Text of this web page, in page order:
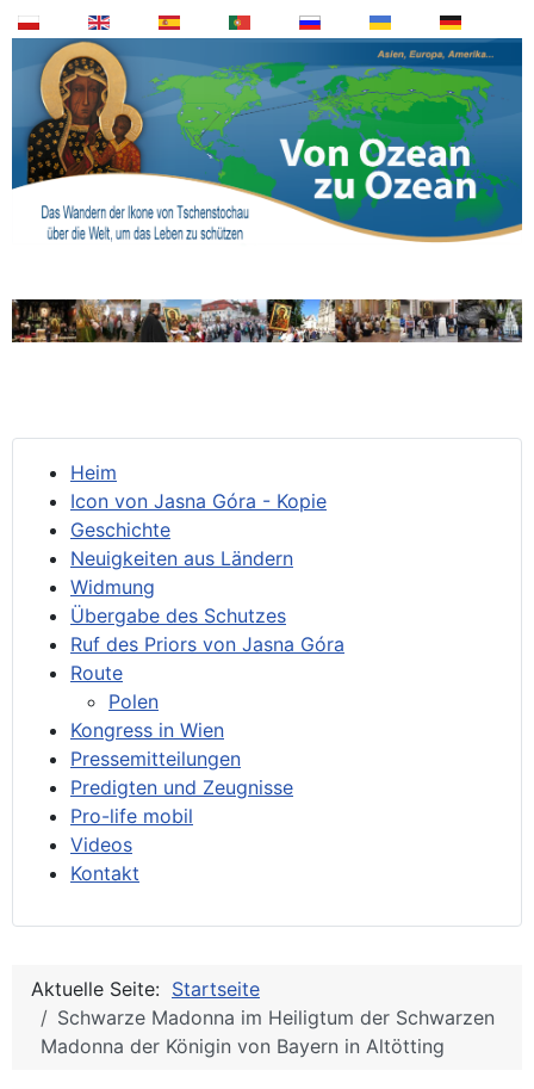
Heim
Icon von Jasna Góra - Kopie
Geschichte
Neuigkeiten aus Ländern
Widmung
Übergabe des Schutzes
Ruf des Priors von Jasna Góra
Route
Polen
Kongress in Wien
Pressemitteilungen
Predigten und Zeugnisse
Pro-life mobil
Videos
Kontakt
Aktuelle Seite: Startseite
Schwarze Madonna im Heiligtum der Schwarzen
Madonna der Königin von Bayern in Altötting